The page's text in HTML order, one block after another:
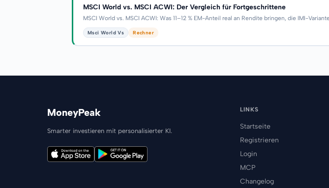
MSCI World vs. MSCI ACWI: Der Vergleich für Fortgeschrittene
MSCI World vs. MSCI ACWI: Was 11–12 % EM-Anteil real an Rendite bringen, die IMI-
Msci World Vs Rechner
MoneyPeak
Smarter investieren mit personalisierter KI.
LINKS
Startseite
Registrieren
Login
MCP
Changelog